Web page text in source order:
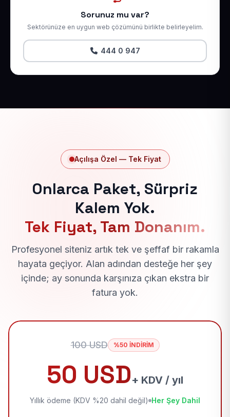
Sorunuz mu var?
Sektörünüze en uygun web çözümünü birlikte belirleyelim.
444 0 947
Açılışa Özel — Tek Fiyat
Onlarca Paket, Sürpriz
Kalem Yok.
Tek Fiyat, Tam Donanım.
Profesyonel siteniz artık tek ve şeffaf bir rakamla
hayata geçiyor. Alan adından desteğe her şey
içinde; ay sonunda karşınıza çıkan ekstra bir
fatura yok.
100 USD %50 İNDİRİM
50 USD+ KDV / yıl
Yıllık ödeme (KDV %20 dahil değil) Her Şey Dahil